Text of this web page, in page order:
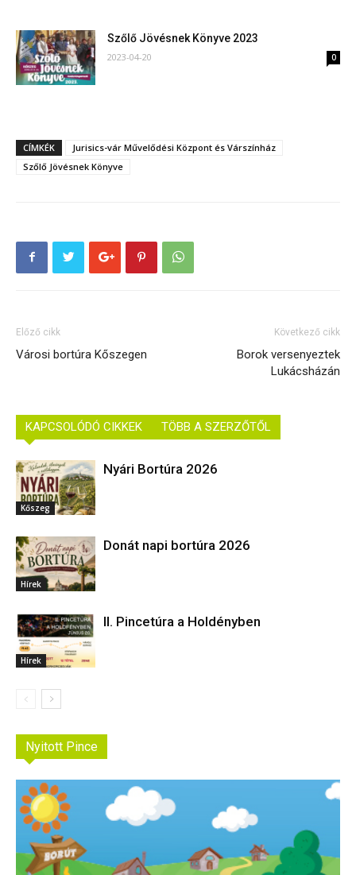
Szőlő Jövésnek Könyve 2023
2023-04-20 0
CÍMKÉK
Jurisics-vár Művelődési Központ és Várszínház
Szőlő Jövésnek Könyve
Előző cikk
Városi bortúra Kőszegen
Következő cikk
Borok versenyeztek
Lukácsházán
KAPCSOLÓDÓ CIKKEK TÖBB A SZERZŐTŐL
Kőszeg
Nyári Bortúra 2026
Hírek
Donát napi bortúra 2026
Hírek
II. Pincetúra a Holdényben
Nyitott Pince